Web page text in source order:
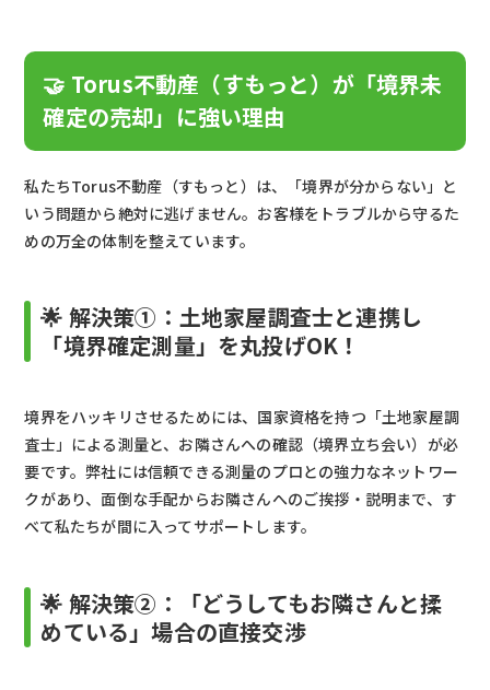
🤝 Torus不動産（すもっと）が「境界未
確定の売却」に強い理由
私たちTorus不動産（すもっと）は、「境界が分からない」と
いう問題から絶対に逃げません。お客様をトラブルから守るた
めの万全の体制を整えています。
🌟 解決策①：土地家屋調査士と連携し
「境界確定測量」を丸投げOK！
境界をハッキリさせるためには、国家資格を持つ「土地家屋調
査士」による測量と、お隣さんへの確認（境界立ち会い）が必
要です。弊社には信頼できる測量のプロとの強力なネットワー
クがあり、面倒な手配からお隣さんへのご挨拶・説明まで、す
べて私たちが間に入ってサポートします。
🌟 解決策②：「どうしてもお隣さんと揉
めている」場合の直接交渉